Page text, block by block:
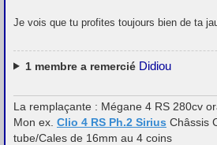
s
g
e
Je vois que tu profites toujours bien de ta
1membre a remercié Didiou
La remplaçante : Mégane 4 RS 280cv
Mon ex. Clio 4 RS Ph.2 Sirius Châssis
tube/Cales de 16mm au 4 coins